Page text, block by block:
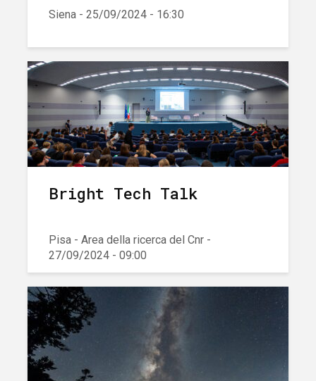
Siena - 25/09/2024 - 16:30
Bright Tech Talk
Pisa - Area della ricerca del Cnr -
27/09/2024 - 09:00